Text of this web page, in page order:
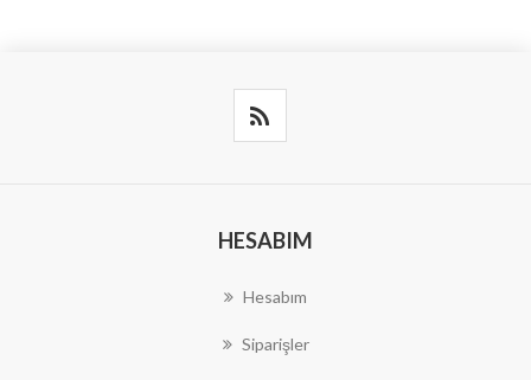
HESABIM
Hesabım
Siparişler